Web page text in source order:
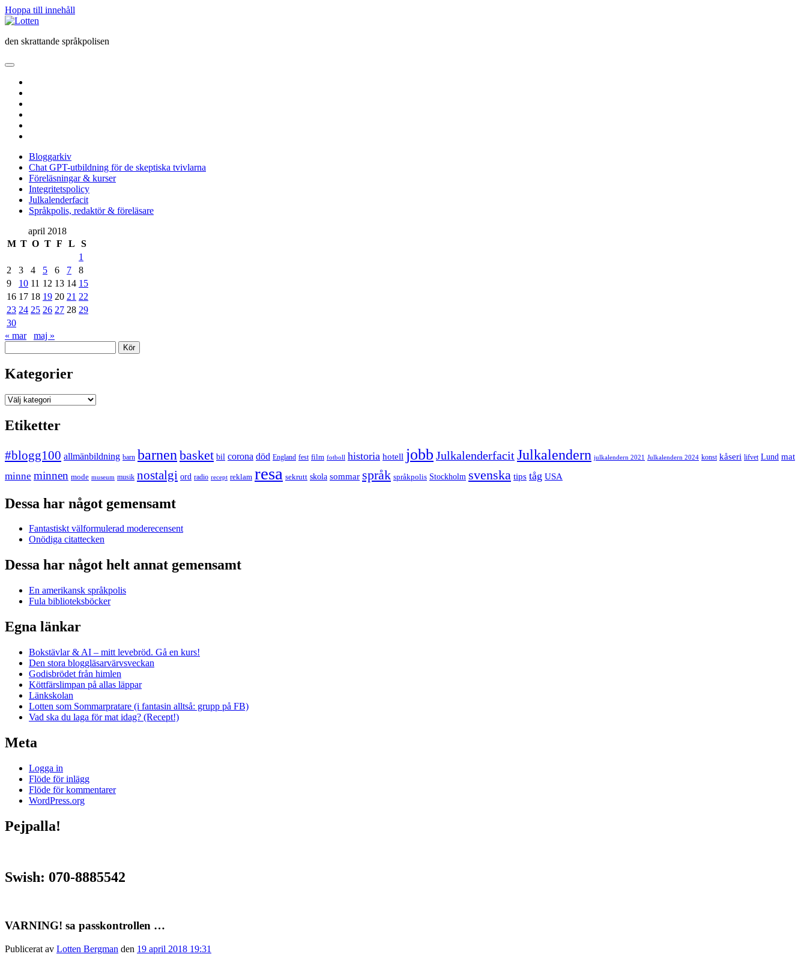
Hoppa till innehåll
Lotten
den skrattande språkpolisen
öppna
meny
Bloggarkiv
Chat GPT-utbildning för de skeptiska tvivlarna
Föreläsningar & kurser
Integritetspolicy
Julkalenderfacit
Språkpolis, redaktör & föreläsare
Sidopanel
april 2018
M T O T F L
S
1
2
3 4 5 6 7
8
9
10 11 12 13 14 15
16 17 18 19 20 21 22
23 24 25 26 27 28 29
30
« mar
maj »
Kategorier
Kategorier
Etiketter
#blogg100 allmänbildning barn barnen basket bil corona död England fest film fotboll historia hotell jobb JulkalenderfacitJulkalendern julkalendern 2021 Julkalendern 2024 konst kåseri lifvet Lund mat
minne minnen mode museum musik nostalgi ord radio recept reklam resa sekrutt skola sommar språk språkpolis Stockholm svenska tips tåg USA
Dessa har något gemensamt
Fantastiskt välformulerad moderecensent
Onödiga citattecken
Dessa har något helt annat gemensamt
En amerikansk språkpolis
Fula biblioteksböcker
Egna länkar
Bokstävlar & AI – mitt levebröd. Gå en kurs!
Den stora bloggläsarvärvsveckan
Godisbrödet från himlen
Köttfärslimpan på allas läppar
Länkskolan
Lotten som Sommarpratare (i fantasin alltså: grupp på FB)
Vad ska du laga för mat idag? (Recept!)
Meta
Logga in
Flöde för inlägg
Flöde för kommentarer
WordPress.org
Pejpalla!
Swish: 070-8885542
VARNING! sa passkontrollen …
Publicerat av Lotten Bergman den 19 april 2018 19:31